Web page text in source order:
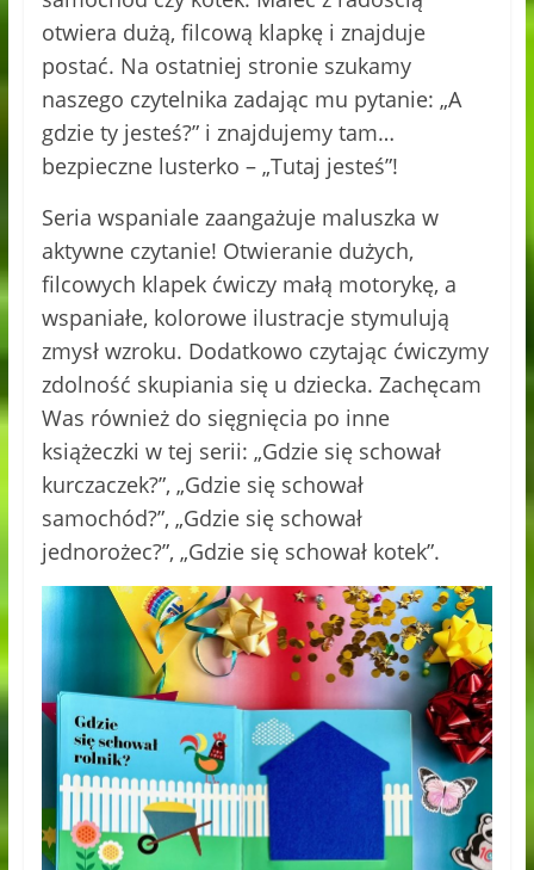
otwiera dużą, filcową klapkę i znajduje
postać. Na ostatniej stronie szukamy
naszego czytelnika zadając mu pytanie: „A
gdzie ty jesteś?” i znajdujemy tam…
bezpieczne lusterko – „Tutaj jesteś”!
Seria wspaniale zaangażuje maluszka w
aktywne czytanie! Otwieranie dużych,
filcowych klapek ćwiczy małą motorykę, a
wspaniałe, kolorowe ilustracje stymulują
zmysł wzroku. Dodatkowo czytając ćwiczymy
zdolność skupiania się u dziecka. Zachęcam
Was również do sięgnięcia po inne
książeczki w tej serii: „Gdzie się schował
kurczaczek?”, „Gdzie się schował
samochód?”, „Gdzie się schował
jednorożec?”, „Gdzie się schował kotek”.